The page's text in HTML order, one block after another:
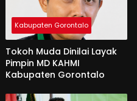
Kabupaten Gorontalo
Tokoh Muda Dinilai Layak
Pimpin MD KAHMI
Kabupaten Gorontalo